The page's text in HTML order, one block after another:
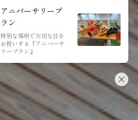
アニバーサリープ
ラン
特別な場所で大切な日を
お祝いする『アニバーサ
リープラン』